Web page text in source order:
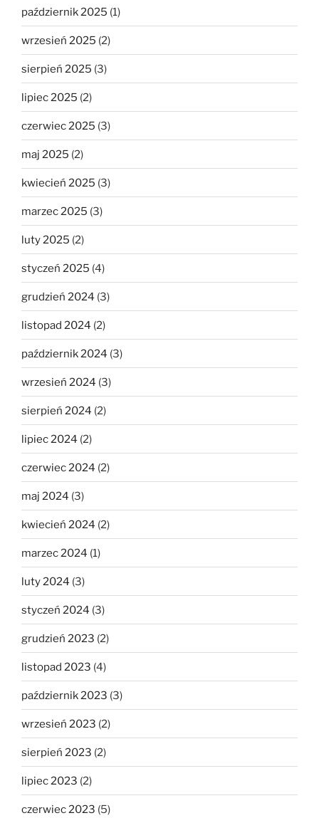
październik 2025 (1)
wrzesień 2025 (2)
sierpień 2025 (3)
lipiec 2025 (2)
czerwiec 2025 (3)
maj 2025 (2)
kwiecień 2025 (3)
marzec 2025 (3)
luty 2025 (2)
styczeń 2025 (4)
grudzień 2024 (3)
listopad 2024 (2)
październik 2024 (3)
wrzesień 2024 (3)
sierpień 2024 (2)
lipiec 2024 (2)
czerwiec 2024 (2)
maj 2024 (3)
kwiecień 2024 (2)
marzec 2024 (1)
luty 2024 (3)
styczeń 2024 (3)
grudzień 2023 (2)
listopad 2023 (4)
październik 2023 (3)
wrzesień 2023 (2)
sierpień 2023 (2)
lipiec 2023 (2)
czerwiec 2023 (5)